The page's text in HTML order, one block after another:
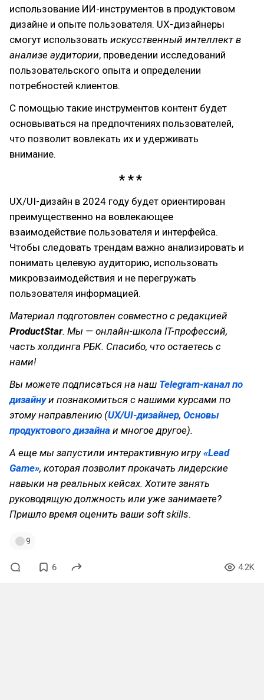
использование ИИ-инструментов в продуктовом
дизайне и опыте пользователя. UX-дизайнеры
смогут использовать искусственный интеллект в
анализе аудитории, проведении исследований
пользовательского опыта и определении
потребностей клиентов.
С помощью такие инструментов контент будет
основываться на предпочтениях пользователей,
что позволит вовлекать их и удерживать
внимание.
UX/UI-дизайн в 2024 году будет ориентирован
преимущественно на вовлекающее
взаимодействие пользователя и интерфейса.
Чтобы следовать трендам важно анализировать и
понимать целевую аудиторию, использовать
микровзаимодействия и не перегружать
пользователя информацией.
Материал подготовлен совместно с редакцией
ProductStar. Мы — онлайн-школа IT-профессий,
часть холдинга РБК. Спасибо, что остаетесь с
нами!
Вы можете подписаться на наш Telegram-канал по
дизайнуи познакомиться с нашими курсами по
этому направлению (UX/UI-дизайнер, Основы
продуктового дизайна и многое другое).
А еще мы запустили интерактивную игру«Lead
Game», которая позволит прокачать лидерские
навыки на реальных кейсах. Хотите занять
руководящую должность или уже занимаете?
Пришло время оценить ваши soft skills.
9
6 4.2K